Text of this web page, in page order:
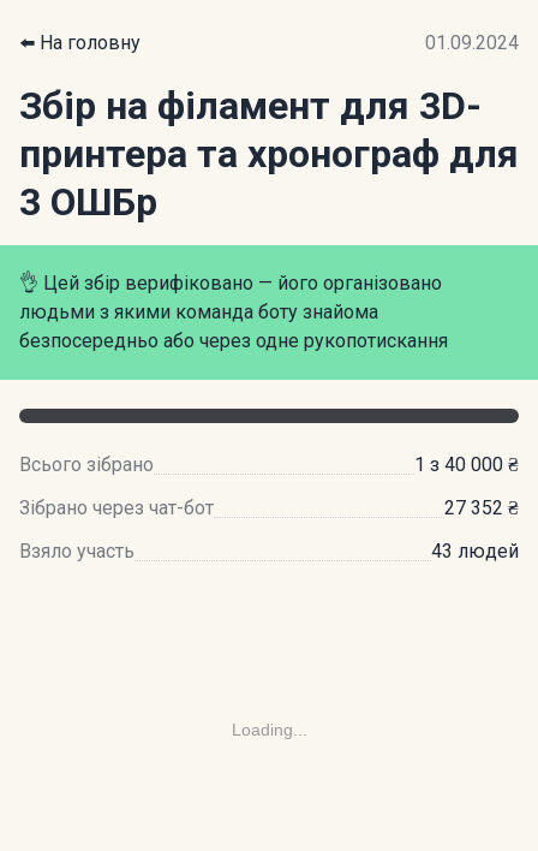
⬅️ На головну 01.09.2024
Збір на філамент для 3D-
принтера та хронограф для
3 ОШБр
👌 Цей збір верифіковано — його організовано
людьми з якими команда боту знайома
безпосередньо або через одне рукопотискання
Всього зібрано
1 з 40 000 ₴
Зібрано через чат-бот
27 352 ₴
Взяло участь
43 людей
Loading...